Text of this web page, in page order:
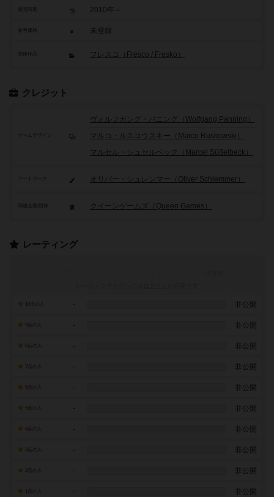
2010年～
参考価格 未登録
関連作品 フレスコ（Fresco / Fresko）
クレジット
ゲームデザイン
ヴォルフガング・パニング（Wolfgang Panning）
マルコ・ルスコウスキー（Marco Ruskowski）
マルセル・シュセルベック（Marcel Süßelbeck）
アートワーク オリバー・シュレンマー（Oliver Schlemmer）
クイーンゲームズ（Queen Games）
レーティング
- 非公開
- 非公開
- 非公開
7点の人 - 非公開
- 非公開
- 非公開
- 非公開
- 非公開
- 非公開
- 非公開